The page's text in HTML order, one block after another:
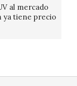
al mercado
ya tiene precio